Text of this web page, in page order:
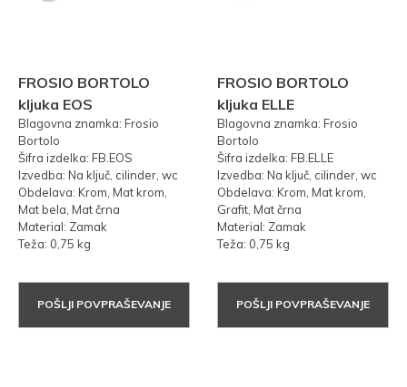
FROSIO BORTOLO
kljuka EOS
Blagovna znamka: Frosio
Bortolo
Šifra izdelka: FB.EOS
Izvedba: Na ključ, cilinder, wc
Obdelava: Krom, Mat krom,
Mat bela, Mat črna
Material: Zamak
Teža: 0,75 kg
POŠLJI POVPRAŠEVANJE
FROSIO BORTOLO
kljuka ELLE
Blagovna znamka: Frosio
Bortolo
Šifra izdelka: FB.ELLE
Izvedba: Na ključ, cilinder, wc
Obdelava: Krom, Mat krom,
Grafit, Mat črna
Material: Zamak
Teža: 0,75 kg
POŠLJI POVPRAŠEVANJE